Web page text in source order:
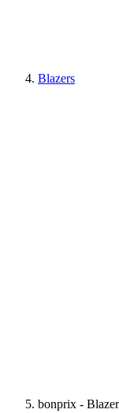
Blazers
bonprix -